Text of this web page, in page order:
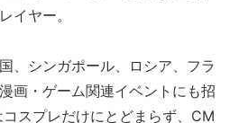
イヤー。
、シンガポール、ロシア、フラ
画・ゲーム関連イベントにも招
スプレだけにとどまらず、CM